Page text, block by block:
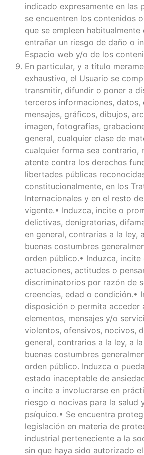
indicado expresamente en las
se encuentren los contenidos
que se empleen
entrañar un riesgo de daño o
Espacio web y/o de los
En particular, y a título
exhaustivo, el Usuario se
transmitir, difundir o poner a
terceros informaciones, datos,
mensajes, gráficos, dibujos,
imagen, fotografías,
general, cualquier clase de
cualquier forma sea contrario,
atente contra los derechos
libertades públicas
constitucionalmente, en los
Internacionales y en el resto
vigente.• Induzca, incite o
delictivas, denigratorias,
en general, contrarias a la ley,
buenas costumbres
orden público.• Induzca, incite
actuaciones, actitudes o
discriminatorios por razón de
creencias, edad o condición.•
disposición o permita acceder
elementos, mensajes y/o
violentos, ofensivos, nocivos,
general, contrarios a la ley, a
buenas costumbres
orden público. Induzca o
estado inaceptable de
o incite a involucrarse en
riesgo o nocivas para la salud
psíquico.• Se encuentra
legislación en materia de
industrial perteneciente a la
sin que haya sido autorizado